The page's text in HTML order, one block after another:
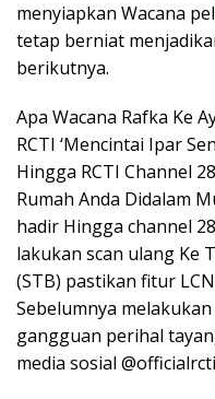
menyiapkan Wacana
tetap berniat
berikutnya.
Apa Wacana Rafka Ke
RCTI ‘Mencintai Ipar
Hingga RCTI Channel
Rumah Anda Didalam
hadir Hingga channel
lakukan scan ulang Ke
(STB) pastikan fitur
Sebelumnya
gangguan perihal
media sosial